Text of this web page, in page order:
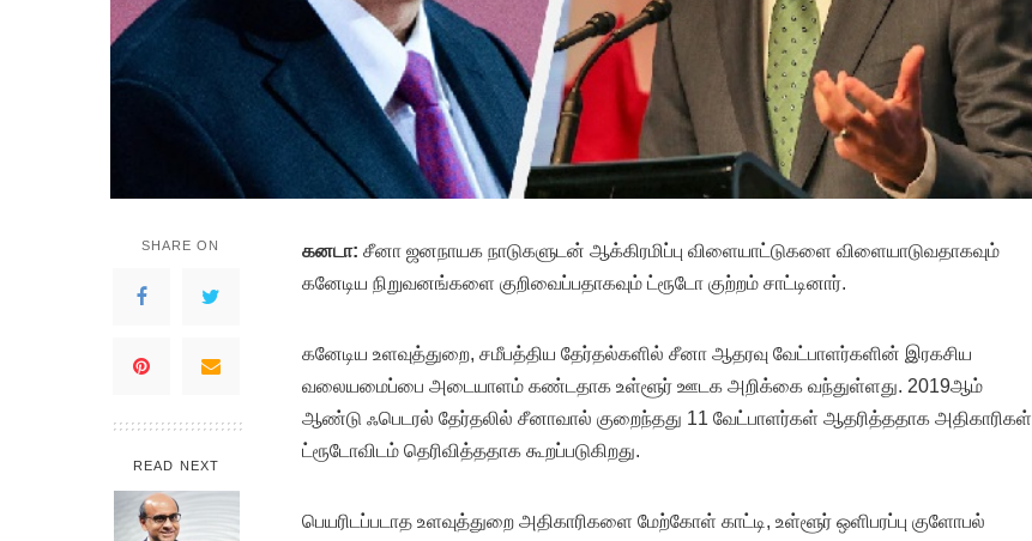
SHARE ON
READ NEXT
கனடா: சீனா ஜனநாயக நாடுகளுடன் ஆக்கிரமிப்பு விளையாட்டுகளை விளையாடுவதாகவும்
கனேடிய நிறுவனங்களை குறிவைப்பதாகவும் ட்ரூடோ குற்றம் சாட்டினார்.
கனேடிய உளவுத்துறை, சமீபத்திய தேர்தல்களில் சீனா ஆதரவு வேட்பாளர்களின் இரகசிய
வலையமைப்பை அடையாளம் கண்டதாக உள்ளூர் ஊடக அறிக்கை வந்துள்ளது. 2019ஆம்
ஆண்டு ஃபெடரல் தேர்தலில் சீனாவால் குறைந்தது 11 வேட்பாளர்கள் ஆதரித்ததாக அதிகாரிகள்
ட்ரூடோவிடம் தெரிவித்ததாக கூறப்படுகிறது.
பெயரிடப்படாத உளவுத்துறை அதிகாரிகளை மேற்கோள் காட்டி, உள்ளூர் ஒளிபரப்பு குளோபல்